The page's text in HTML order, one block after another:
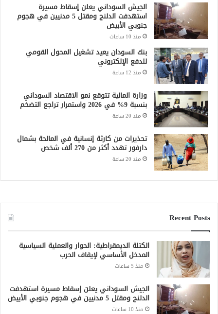
الجيش السوداني يعلن إسقاط مسيرة
استهدفت الدلنج ومقتل 5 مدنيين في هجوم
جنوبي الأبيض
منذ 10 ساعات
بنك السودان يعيد تشغيل المحول القومي
للدفع الإلكتروني
منذ 12 ساعة
وزارة المالية تتوقع نمو الاقتصاد السوداني
بنسبة 9% في 2026 واستمرار تراجع التضخم
منذ 20 ساعة
تحذيرات من كارثة إنسانية في المالحة بشمال
دارفور تهدد أكثر من 270 ألف شخص
منذ 20 ساعة
Recent Posts
الكتلة الديمقراطية: الحوار والعملية السياسية
المدخل الأساسي لإيقاف الحرب
منذ 5 ساعات
الجيش السوداني يعلن إسقاط مسيرة استهدفت
الدلنج ومقتل 5 مدنيين في هجوم جنوبي الأبيض
منذ 10 ساعات